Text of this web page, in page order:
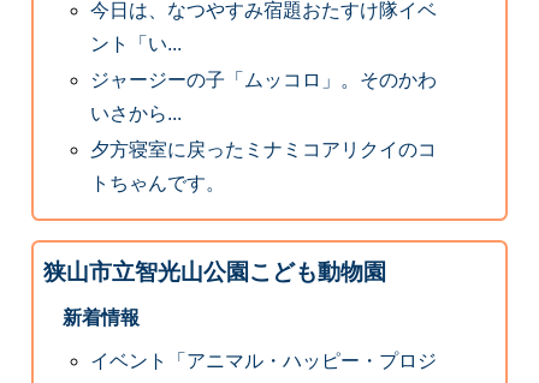
今日は、なつやすみ宿題おたすけ隊イベ
ント「い...
ジャージーの子「ムッコロ」。そのかわ
いさから...
夕方寝室に戻ったミナミコアリクイのコ
トちゃんです。
狭山市立智光山公園こども動物園
新着情報
イベント「アニマル・ハッピー・プロジ